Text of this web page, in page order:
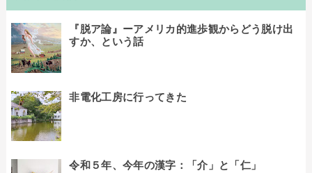
『脱ア論』ーアメリカ的進歩観からどう脱け出
すか、という話
非電化工房に行ってきた
令和５年、今年の漢字：「介」と「仁」